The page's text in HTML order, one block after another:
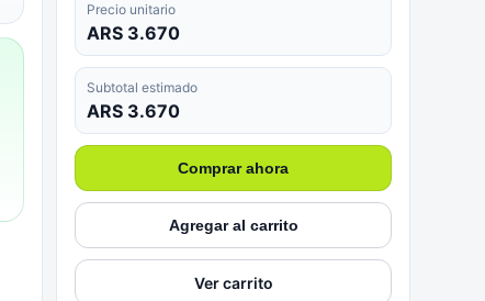
Precio unitario
ARS 3.670
Subtotal estimado
ARS 3.670
Comprar ahora
Agregar al carrito
Ver carrito